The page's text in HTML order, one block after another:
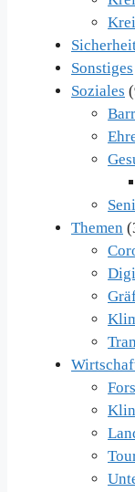
Sonstiges
Soziales
Themen